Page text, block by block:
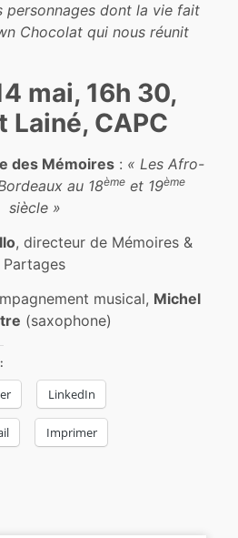
personnages dont la vie fait
Chocolat qui nous réunit
mai, 16h 30,
Lainé, CAPC
des Mémoires : « Les Afro-
au 18ème et 19ème
siècle »
, directeur de Mémoires &
Partages
musical, Michel
(saxophone)
LinkedIn
Imprimer